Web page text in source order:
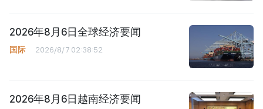
2026年8月6日全球经济要闻
国际 2026/8/7 02:38:52
2026年8月6日越南经济要闻